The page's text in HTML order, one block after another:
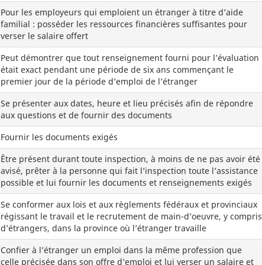
Pour les employeurs qui emploient un étranger à titre d’aide
familial : posséder les ressources financières suffisantes pour
verser le salaire offert
Peut démontrer que tout renseignement fourni pour l’évaluation
était exact pendant une période de six ans commençant le
premier jour de la période d’emploi de l’étranger
Se présenter aux dates, heure et lieu précisés afin de répondre
aux questions et de fournir des documents
Fournir les documents exigés
Être présent durant toute inspection, à moins de ne pas avoir été
avisé, prêter à la personne qui fait l’inspection toute l’assistance
possible et lui fournir les documents et renseignements exigés
Se conformer aux lois et aux règlements fédéraux et provinciaux
régissant le travail et le recrutement de main-d’oeuvre, y compris
d’étrangers, dans la province où l’étranger travaille
Confier à l’étranger un emploi dans la même profession que
celle précisée dans son offre d’emploi et lui verser un salaire et